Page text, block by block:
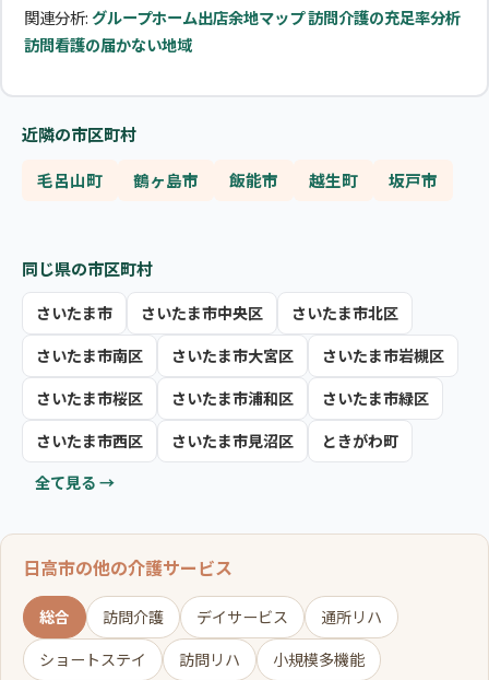
関連分析:グループホーム出店余地マップ訪問介護の充足率分析
訪問看護の届かない地域
近隣の市区町村
毛呂山町 鶴ヶ島市 飯能市 越生町 坂戸市
同じ県の市区町村
さいたま市 さいたま市中央区
さいたま市北区
さいたま市南区
さいたま市大宮区
さいたま市岩槻区
さいたま市桜区
さいたま市浦和区
さいたま市緑区
さいたま市西区
さいたま市見沼区
ときがわ町
全て見る →
日高市の他の介護サービス
総合 訪問介護 デイサービス
通所リハ
ショートステイ
訪問リハ
小規模多機能